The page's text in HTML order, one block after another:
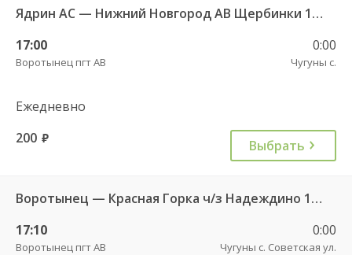
Ядрин АС — Нижний Новгород АВ Щербинки 10368
17:00
Воротынец пгт АВ
0:00
Чугуны с.
Ежедневно
200 руб. Выбрать
Воротынец — Красная Горка ч/з Надеждино 103
17:10
Воротынец пгт АВ
0:00
Чугуны с. Советская ул.